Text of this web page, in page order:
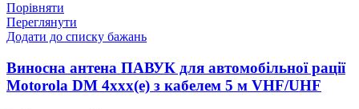
Порівняти
Переглянути
Додати до списку бажань
Виносна антена ПАВУК для автомобільної рації
Motorola DM 4xxx(e) з кабелем 5 м VHF/UHF